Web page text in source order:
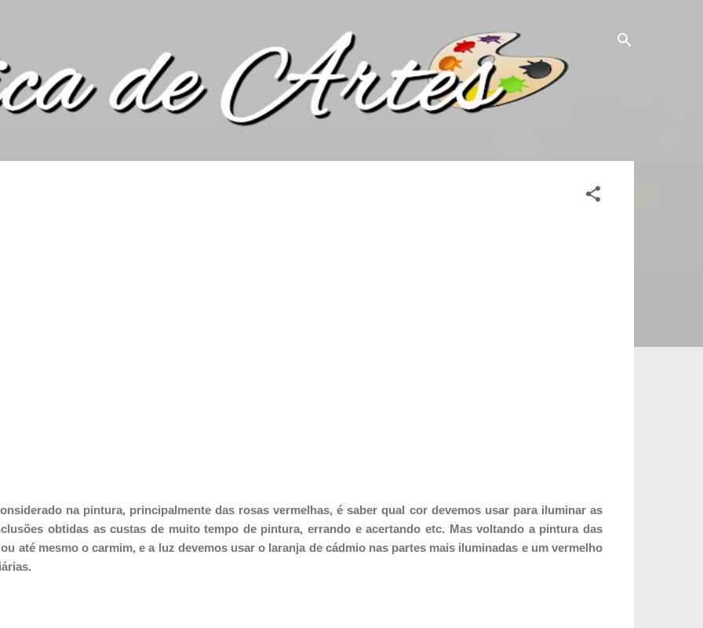
na pintura, principalmente das rosas vermelhas, é saber qual cor devemos usar para iluminar as
obtidas as custas de muito tempo de pintura, errando e acertando etc. Mas voltando a pintura das
até mesmo o carmim, e a luz devemos usar o laranja de cádmio nas partes mais iluminadas e um vermelho